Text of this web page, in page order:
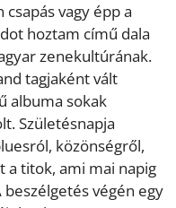
csapás vagy épp a
hoztam című dala
zenekultúrának.
tagjaként vált
albuma sokak
Születésnapja
közönségről,
a titok, ami mai napig
végén egy